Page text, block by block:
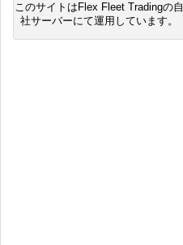
このサイトはFlex Fleet Tradingの自
社サーバーにて運用しています。